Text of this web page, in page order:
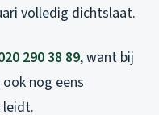
volledig dichtslaat.
290 38 89, want bij
nog eens
leidt.